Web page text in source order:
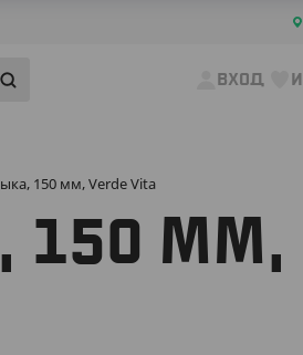
ВХОД
150 мм, Verde Vita
150 ММ,